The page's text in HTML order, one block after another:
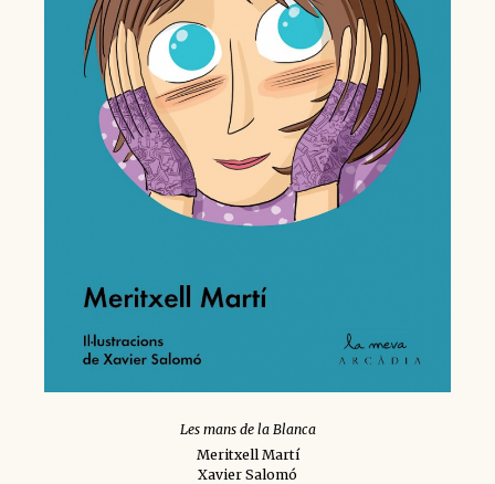
Les mans de la Blanca
Meritxell Martí
Xavier Salomó